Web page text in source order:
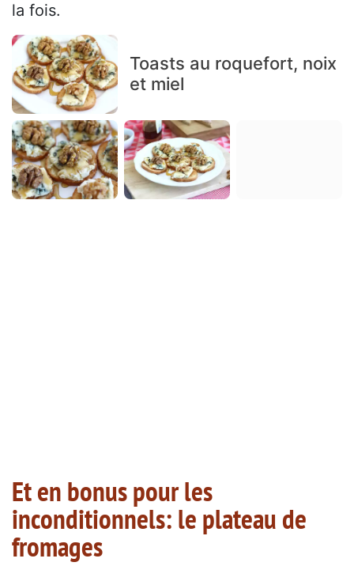
la fois.
Toasts au roquefort, noix
et miel
Et en bonus pour les
inconditionnels: le plateau de
fromages